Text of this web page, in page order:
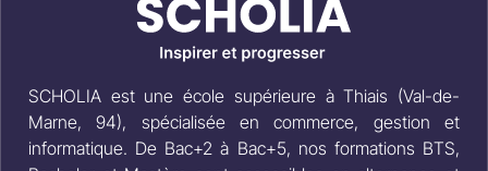
SCHOLIA est une école supérieure à Thiais (Val-de-
Marne, 94), spécialisée en commerce, gestion et
informatique. De Bac+2 à Bac+5, nos formations BTS,